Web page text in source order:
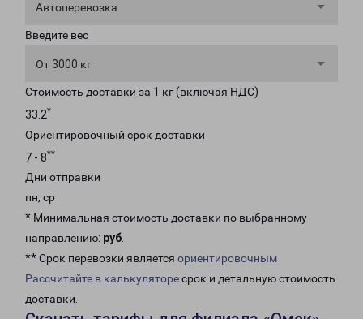
Автоперевозка
Введите вес
От 3000 кг
Стоимость доставки за 1 кг (включая НДС)
33.2*
Ориентировочный срок доставки
7 - 8**
Дни отправки
пн, ср
* Минимальная стоимость доставки по выбранному
направлению: руб.
** Срок перевозки является ориентировочным
Рассчитайте в калькуляторесрок и детальную стоимость
доставки.